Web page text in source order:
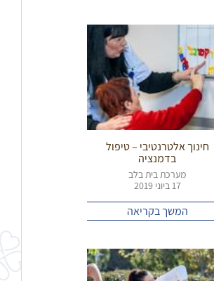
חינוך אלטרנטיבי – טיפול
בדמנציה
מערכת בית בלב
17 ביוני 2019
המשך בקריאה